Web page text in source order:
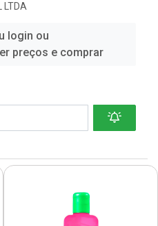
LTDA
login ou
preços e comprar